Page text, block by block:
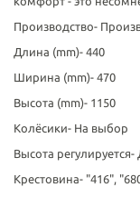
Производство-
Длина (mm)- 440
Ширина (mm)- 470
Высота (mm)- 1150
Колёсики- На выбор
Высота регулируется-
Крестовина- "416",